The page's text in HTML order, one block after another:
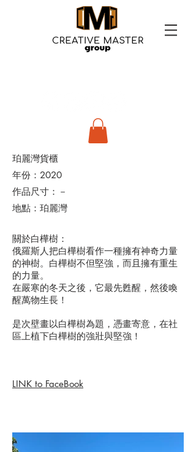
珀麗灣貨櫃
年份：2020
作品尺寸：－
地點：珀麗灣
關於白樺樹：
俄羅斯人把白樺樹看作一種擁有神奇力量
的神樹。白樺樹不但堅強，而且擁有重生
的力量。
在嚴寒的冬天之後，它最先甦醒，然後喚
醒萬物生長！
是次壁畫以白樺樹為題，憑畫寄意，在社
區上植下白樺樹的強壯與堅強！
LINK to FaceBook